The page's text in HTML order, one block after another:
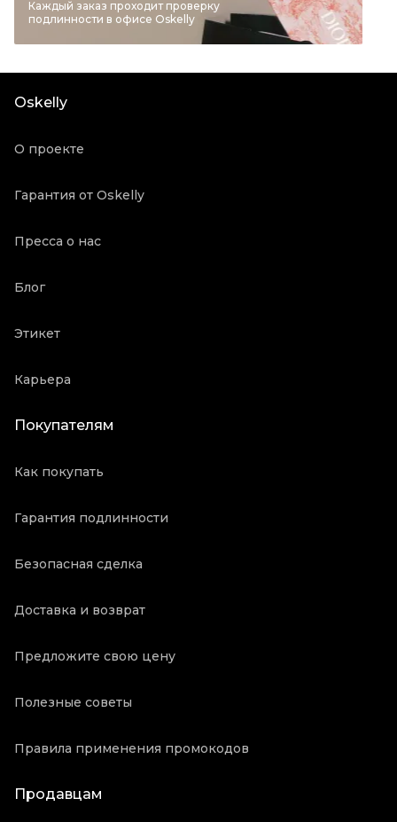
Бренд
GUCCI
Материал обуви
Лакированная кожа
Продавец
Каждый заказ проходит проверку
подлинности в офисе Oskelly
Oskelly
О проекте
Гарантия от Oskelly
Пресса о нас
Блог
Этикет
Карьера
Покупателям
Как покупать
Гарантия подлинности
Безопасная сделка
Доставка и возврат
Предложите свою цену
Полезные советы
Правила применения промокодов
Продавцам